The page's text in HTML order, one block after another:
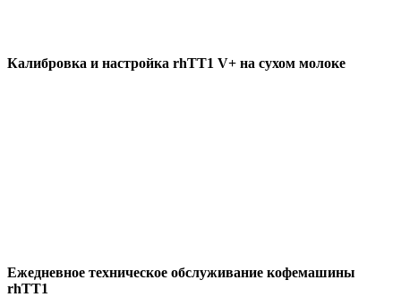
Калибровка и настройка rhTT1 V+ на сухом молоке
Ежедневное техническое обслуживание кофемашины
rhTT1